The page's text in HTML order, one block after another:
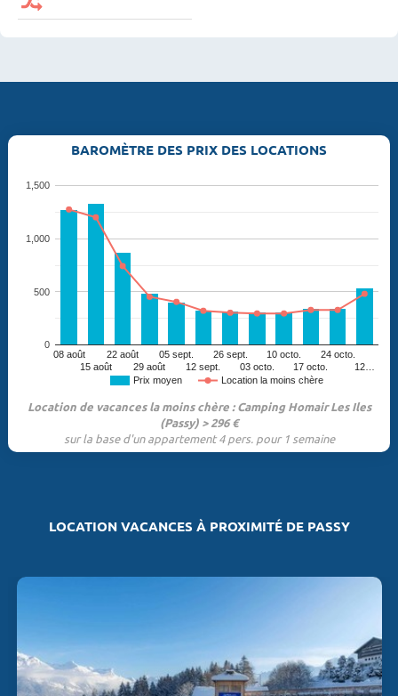
BAROMÈTRE DES PRIX DES LOCATIONS
Prix moyen Location la moins chère
08 août
15 août
22 août
29 août
05 sept.
12 sept.
26 sept.
03 octo.
10 octo.
17 octo.
24 octo.
12…
0
500
1,000
1,500
Location de vacances la moins chère : Camping Homair Les Iles
(Passy) > 296 €
sur la base d'un appartement 4 pers. pour 1 semaine
LOCATION VACANCES À PROXIMITÉ DE PASSY